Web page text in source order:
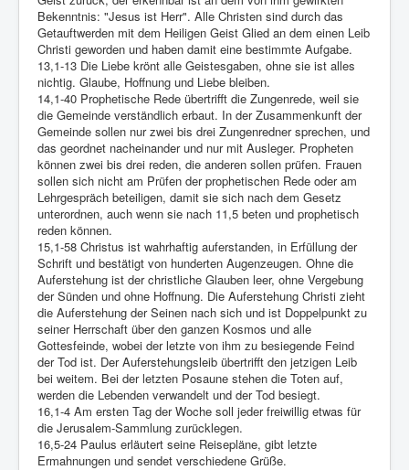
Bekenntnis: "Jesus ist Herr". Alle Christen sind durch das
Getauftwerden mit dem Heiligen Geist Glied an dem einen Leib
Christi geworden und haben damit eine bestimmte Aufgabe.
13,1-13 Die Liebe krönt alle Geistesgaben, ohne sie ist alles
nichtig. Glaube, Hoffnung und Liebe bleiben.
14,1-40 Prophetische Rede übertrifft die Zungenrede, weil sie
die Gemeinde verständlich erbaut. In der Zusammenkunft der
Gemeinde sollen nur zwei bis drei Zungenredner sprechen, und
das geordnet nacheinander und nur mit Ausleger. Propheten
können zwei bis drei reden, die anderen sollen prüfen. Frauen
sollen sich nicht am Prüfen der prophetischen Rede oder am
Lehrgespräch beteiligen, damit sie sich nach dem Gesetz
unterordnen, auch wenn sie nach 11,5 beten und prophetisch
reden können.
15,1-58 Christus ist wahrhaftig auferstanden, in Erfüllung der
Schrift und bestätigt von hunderten Augenzeugen. Ohne die
Auferstehung ist der christliche Glauben leer, ohne Vergebung
der Sünden und ohne Hoffnung. Die Auferstehung Christi zieht
die Auferstehung der Seinen nach sich und ist Doppelpunkt zu
seiner Herrschaft über den ganzen Kosmos und alle
Gottesfeinde, wobei der letzte von ihm zu besiegende Feind
der Tod ist. Der Auferstehungsleib übertrifft den jetzigen Leib
bei weitem. Bei der letzten Posaune stehen die Toten auf,
werden die Lebenden verwandelt und der Tod besiegt.
16,1-4 Am ersten Tag der Woche soll jeder freiwillig etwas für
die Jerusalem-Sammlung zurücklegen.
16,5-24 Paulus erläutert seine Reisepläne, gibt letzte
Ermahnungen und sendet verschiedene Grüße.